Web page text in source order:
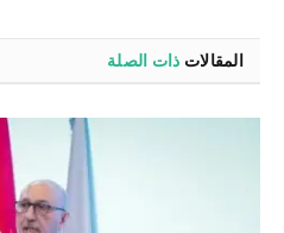
المقالات ذات الصلة